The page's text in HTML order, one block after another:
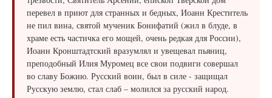
перевел в приют для странных и бедных, Иоанн Креститель
не пил вина, святой мученик Бонифатий (жил в блуде, в
храме есть частичка его мощей, очень редкая для России),
Иоанн Кронштадтский вразумлял и увещевал пьяниц,
преподобный Илия Муромец все свои подвиги совершал
во славу Божию. Русский воин, был в силе - защищал
Русскую землю, стал слаб – молился за русский народ.